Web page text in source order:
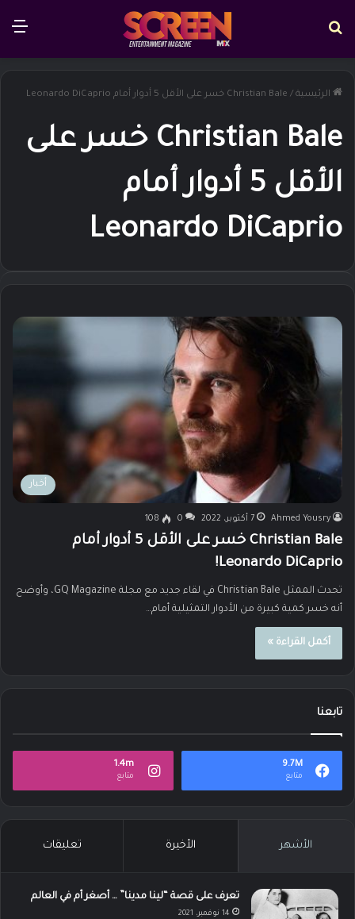
الرئيسية / Christian Bale خسر على الأقل 5 أدوار أمام Leonardo DiCaprio
Christian Bale خسر على
الأقل 5 أدوار أمام
Leonardo DiCaprio
أخبار
Ahmed Yousry 7 أكتوبر، 2022 0
108
Christian Bale خسر على الأقل 5 أدوار أمام
Leonardo DiCaprio!
تحدث الممثل Christian Bale في لقاء جديد مع مجلة GQ Magazine، وأوضح
أنه خسر كمية كبيرة من الأدوار التمثيلية أمام…
أكمل القراءة »
تابعنا
9.7M
متابع
1.4m
متابع
الأشهر الأخيرة تعليقات
تعرف على قصة “لينا مدينا” … أصغر أم في العالم
14 نوفمبر، 2021